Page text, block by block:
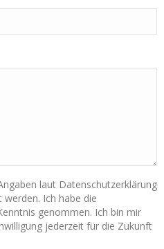
laut Datenschutzerklärung
Ich habe die
genommen. Ich bin mir
jederzeit für die Zukunft